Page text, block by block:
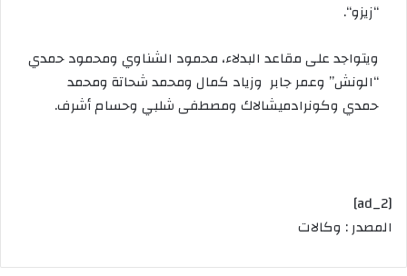
“زيزو“.
ويتواجدعلىمقاعد البدلاء، محمود الشناوي ومحمودحمدي
“الونش” وعمرجابر وزياد كمال ومحمدشحاتة ومحمد
حمدي وكونرادميشالاك ومصطفىشلبي وحسامأشرف.
[ad_2]
المصدر : وكالات